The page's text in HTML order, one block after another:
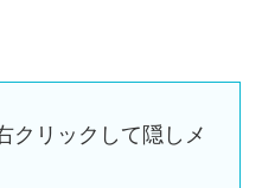
クリックして隠しメ